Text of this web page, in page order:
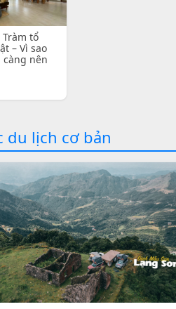
tổ
– Vì sao
nên
du lịch cơ bản